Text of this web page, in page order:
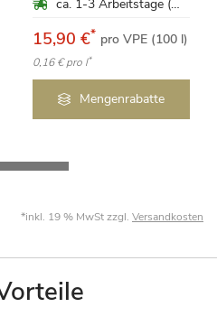
ca. 1-3 Arbeitstage (Mo-Fr)
15,90 €* pro VPE (100 l)
0,16 €pro l*
Mengenrabatte
*inkl. 19 % MwSt zzgl. Versandkosten